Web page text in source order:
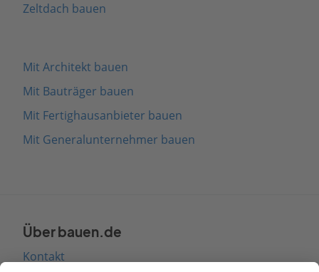
Zeltdach bauen
Mit Architekt bauen
Mit Bauträger bauen
Mit Fertighausanbieter bauen
Mit Generalunternehmer bauen
Über bauen.de
Kontakt